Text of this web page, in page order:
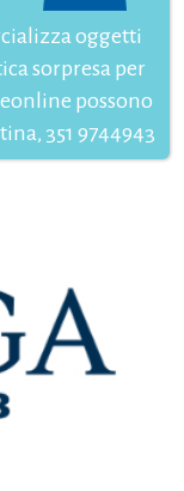
oggetti
sorpresa per
possono
351 9744943